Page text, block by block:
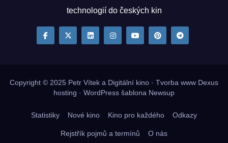
technologií do českých kin
Copyright © 2025 Petr Vítek a Digitální kino · Tvorba www Dexus
hosting · WordPress šablona Newsup
Statistiky Nové kino Kino pro každého Odkazy
Rejstřík pojmů a termínů O nás